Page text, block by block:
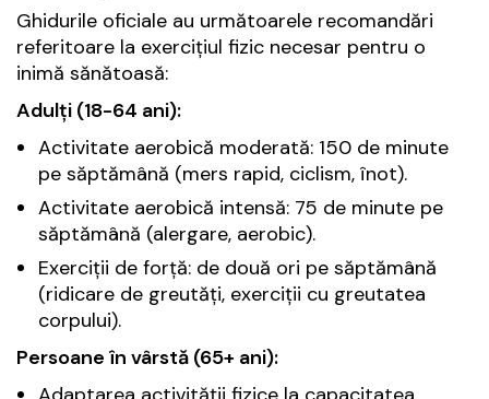
Ghidurile oficiale au următoarele recomandări
referitoare la exercițiul fizic necesar pentru o
inimă sănătoasă:
Adulți (18-64 ani):
Activitate aerobică moderată: 150 de minute
pe săptămână (mers rapid, ciclism, înot).
Activitate aerobică intensă: 75 de minute pe
săptămână (alergare, aerobic).
Exerciții de forță: de două ori pe săptămână
(ridicare de greutăți, exerciții cu greutatea
corpului).
Persoane în vârstă (65+ ani):